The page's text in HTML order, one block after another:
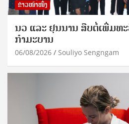
ຂ່າວໜ້າໜຶ່ງ
ນວ ແລະ ຢຸນນານ ສືບຕໍ່ເພີ່ມທ
ກຳມະບານ
06/08/2026 Souliyo Sengngam